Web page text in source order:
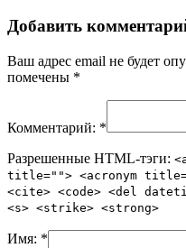
Добавить
Ваш адрес email не будет
помечены *
Комментарий: *
Разрешенные HTML-тэги:
title=""> <acronym
<cite> <code> <del
<s> <strike> <strong>
Имя: *